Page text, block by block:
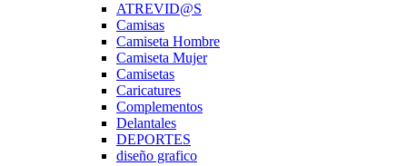
ATREVID@S
Camisas
Camiseta Hombre
Camiseta Mujer
Camisetas
Caricatures
Complementos
Delantales
DEPORTES
diseño grafico